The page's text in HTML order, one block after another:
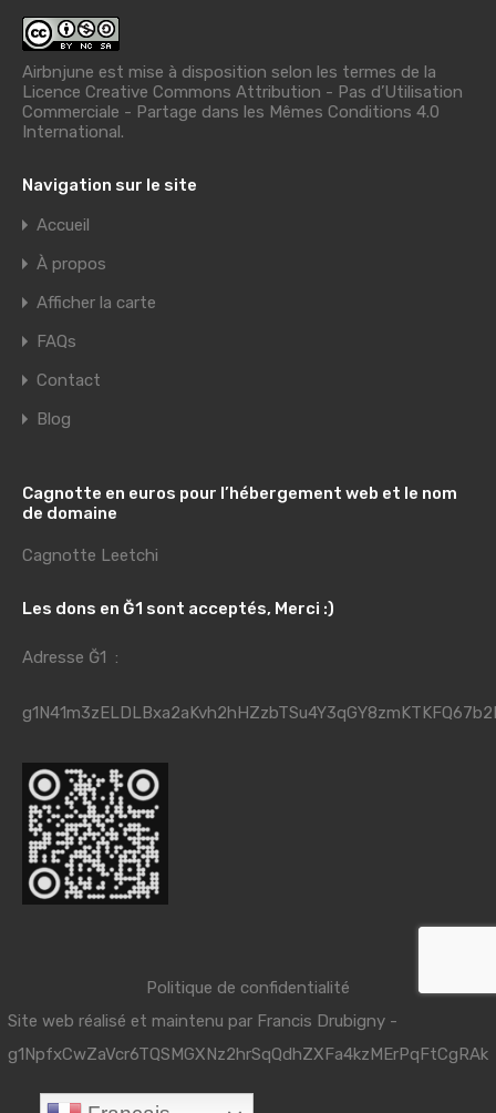
Airbnjune est mise à disposition selon les termes de la
Licence Creative Commons Attribution - Pas d’Utilisation
Commerciale - Partage dans les Mêmes Conditions 4.0
International.
Navigation sur le site
Accueil
À propos
Afficher la carte
FAQs
Contact
Blog
Cagnotte en euros pour l’hébergement web et le nom
de domaine
Cagnotte Leetchi
Les dons en Ğ1 sont acceptés, Merci :)
Adresse Ğ1 :
Politique de confidentialité
Site web réalisé et maintenu par Francis Drubigny -
g1NpfxCwZaVcr6TQSMGXNz2hrSqQdhZXFa4kzMErPqFtCgRAk